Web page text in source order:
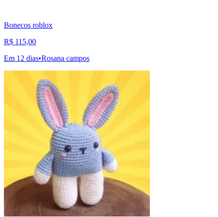
Bonecos roblox
R$ 115,00
Em 12 dias•Rosana campos